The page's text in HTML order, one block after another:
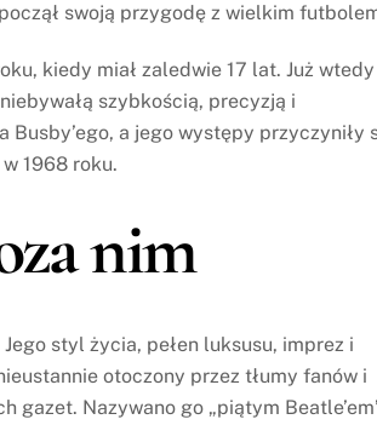
swoją przygodę z wielkim
kiedy miał zaledwie 17 lat. Już wtedy
szybkością, precyzją i
a jego występy przyczyniły
1968 roku.
nim
styl życia, pełen luksusu, imprez i
otoczony przez tłumy fanów i
gazet. Nazywano go „piątym